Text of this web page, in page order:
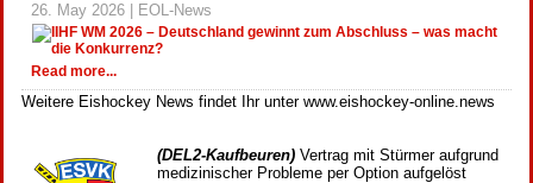
26. May 2026 | EOL-News
Read more...
Weitere Eishockey News findet Ihr unter www.eishockey-online.news
(DEL2-Kaufbeuren) Vertrag mit Stürmer aufgrund
medizinischer Probleme per Option aufgelöst